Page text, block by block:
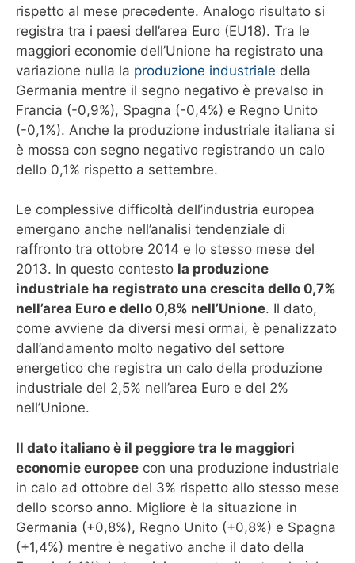
rispetto al mese precedente. Analogo risultato si
registra tra i paesi dell’area Euro (EU18). Tra le
maggiori economie dell’Unione ha registrato una
variazione nulla la produzione industriale della
Germania mentre il segno negativo è prevalso in
Francia (-0,9%), Spagna (-0,4%) e Regno Unito
(-0,1%). Anche la produzione industriale italiana si
è mossa con segno negativo registrando un calo
dello 0,1% rispetto a settembre.
Le complessive difficoltà dell’industria europea
emergano anche nell’analisi tendenziale di
raffronto tra ottobre 2014 e lo stesso mese del
2013. In questo contesto la produzione
industriale ha registrato una crescita dello 0,7%
nell’area Euro e dello 0,8% nell’Unione. Il dato,
come avviene da diversi mesi ormai, è penalizzato
dall’andamento molto negativo del settore
energetico che registra un calo della produzione
industriale del 2,5% nell’area Euro e del 2%
nell’Unione.
Il dato italiano è il peggiore tra le maggiori
economie europee con una produzione industriale
in calo ad ottobre del 3% rispetto allo stesso mese
dello scorso anno. Migliore è la situazione in
Germania (+0,8%), Regno Unito (+0,8%) e Spagna
(+1,4%) mentre è negativo anche il dato della